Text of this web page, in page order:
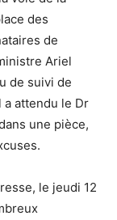
des
de
Ariel
de suivi de
a attendu le Dr
une pièce,
le jeudi 12